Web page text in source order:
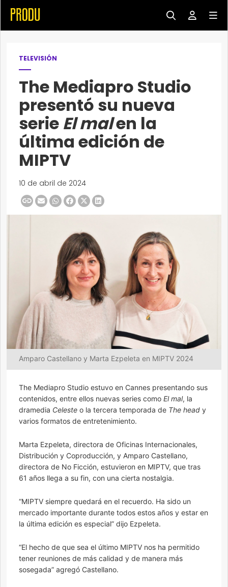
TELEVISIÓN
The Mediapro Studio
presentó su nueva
serie El malen la
última edición de
MIPTV
10 de abril de 2024
Amparo Castellano y Marta Ezpeleta en MIPTV 2024
The Mediapro Studio estuvo en Cannes presentando sus
contenidos, entre ellos nuevas series como El mal, la
dramedia Celeste o la tercera temporada de The head y
varios formatos de entretenimiento.
Marta Ezpeleta, directora de Oficinas Internacionales,
Distribución y Coproducción, y Amparo Castellano,
directora de No Ficción, estuvieron en MIPTV, que tras
61 años llega a su fin, con una cierta nostalgia.
“MIPTV siempre quedará en el recuerdo. Ha sido un
mercado importante durante todos estos años y estar en
la última edición es especial” dijo Ezpeleta.
“El hecho de que sea el último MIPTV nos ha permitido
tener reuniones de más calidad y de manera más
sosegada” agregó Castellano.